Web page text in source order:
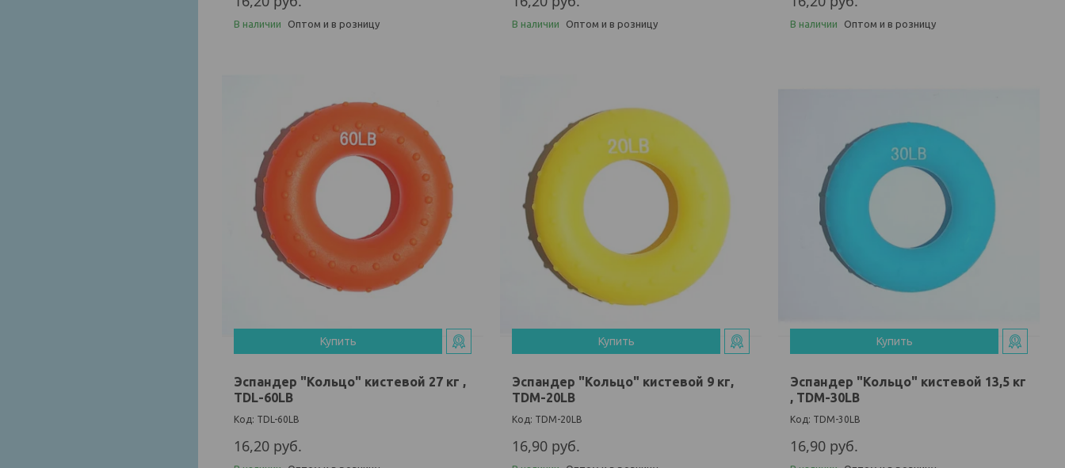
В наличии Оптом и в розницу В наличии Оптом и в розницу В наличии Оптом и в розницу
Купить
Эспандер "Кольцо" кистевой 27 кг ,
TDL-60LB
TDL-60LB
16,20 руб.
Купить
Эспандер "Кольцо" кистевой 9 кг,
TDM-20LB
TDM-20LB
16,90 руб.
Купить
Эспандер "Кольцо" кистевой 13,5 кг
, TDM-30LB
TDM-30LB
16,90 руб.